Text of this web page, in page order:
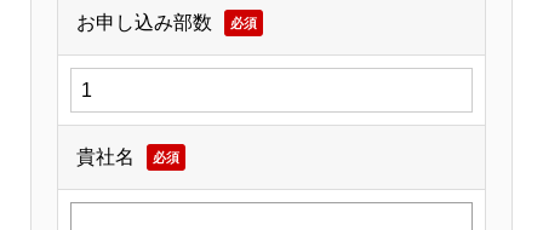
お申し込み部数 必須
貴社名 必須